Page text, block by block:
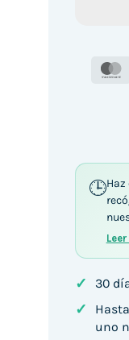
Haz
✓ 30
✓
uno